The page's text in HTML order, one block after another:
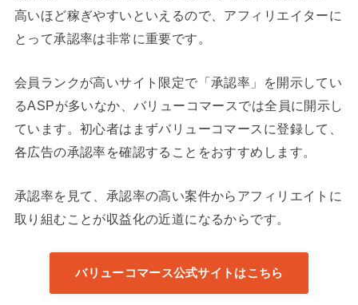
高いほど稼ぎやすいといえるので、アフィリエイターに
とって承認率は非常に重要です。
会員ランクが高いサイト限定で「承認率」を開示してい
るASPが多いなか、バリューコマースでは全員に開示し
ています。初心者はまずバリューコマースに登録して、
各広告の承認率を確認することをおすすめします。
承認率を見て、承認率の高い案件からアフィリエイトに
取り組むことが収益化の近道になるからです。
バリューコマース公式サイトはこちら